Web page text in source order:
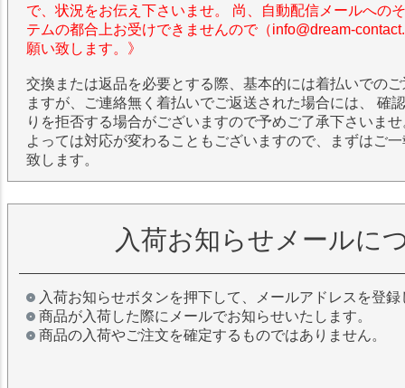
で、状況をお伝え下さいませ。 尚、自動配信メールへの
テムの都合上お受けできませんので（info@dream-
願い致します。》
交換または返品を必要とする際、基本的には着払いでの
ますが、ご連絡無く着払いでご返送された場合には、 確
りを拒否する場合がございますので予めご了承下さいま
よっては対応が変わることもございますので、まずはご
致します。
入荷お知らせメールに
入荷お知らせボタンを押下して、メールアドレスを登
商品が入荷した際にメールでお知らせいたします。
商品の入荷やご注文を確定するものではありません。